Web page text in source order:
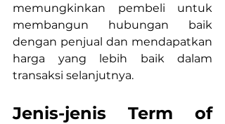
memungkinkan pembeli untuk
membangun hubungan baik
dengan penjual dan mendapatkan
harga yang lebih baik dalam
transaksi selanjutnya.
Jenis-jenis Term of